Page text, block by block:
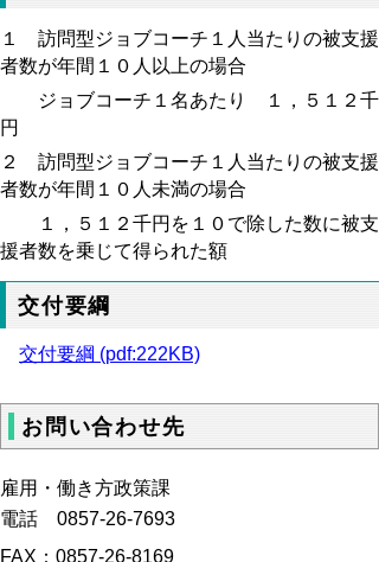
１ 訪問型ジョブコーチ１人当たりの被支援
者数が年間１０人以上の場合
ジョブコーチ１名あたり １，５１２千
円
２ 訪問型ジョブコーチ１人当たりの被支援
者数が年間１０人未満の場合
１，５１２千円を１０で除した数に被支
援者数を乗じて得られた額
交付要綱
交付要綱 (pdf:222KB)
お問い合わせ先
雇用・働き方政策課
電話 0857-26-7693
FAX：0857-26-8169